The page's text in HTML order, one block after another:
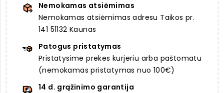
Nemokamas atsiėmimas
Nemokamas atsiėmimas adresu Taikos pr.
141 51132 Kaunas
Patogus pristatymas
Pristatysime prekes kurjeriu arba paštomatu
(nemokamas pristatymas nuo 100€)
14 d. grąžinimo garantija